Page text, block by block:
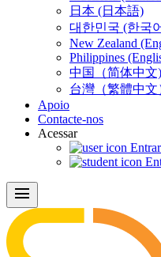
日本 (日本語)
대한민국 (한국
New Zealand
Philippines
中国（简体中文)
台灣（繁體中文
Apoio
Contacte-nos
Acessar
menu